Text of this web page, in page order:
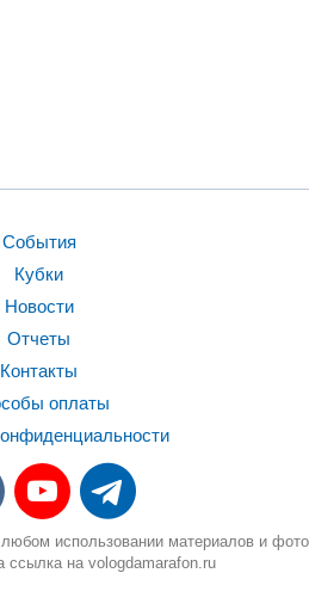
События
Кубки
Новости
Отчеты
Контакты
оплаты
использовании материалов и фото
ссылка на vologdamarafon.ru